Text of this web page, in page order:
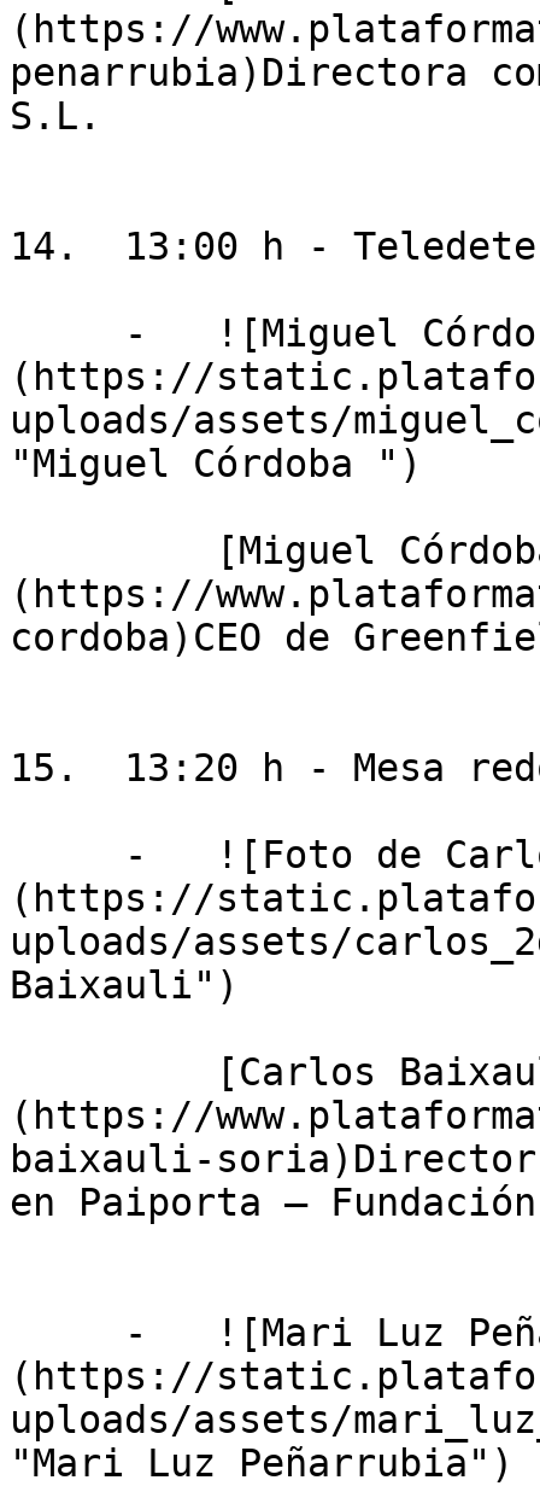
(https://
penarrubia)Directora
S.L.
14.  13:00 h -
(https://
uploads/assets/
"Miguel Córdoba ")
(https://
cordoba)CEO de
15.  13:20 h - Mesa
(https://
uploads/assets/
Baixauli")
(https://
baixauli-soria)Director
en Paiporta — Fundación
(https://
uploads/assets/
"Mari Luz Peñarrubia")